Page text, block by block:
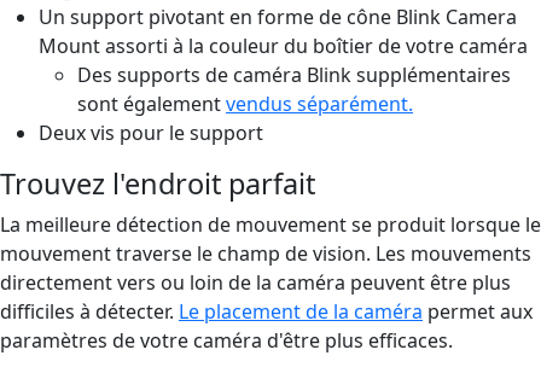
Un support pivotant en forme de cône Blink Camera
Mount assorti à la couleur du boîtier de votre caméra
Des supports de caméra Blink supplémentaires
sont égalementvendus séparément.
Deux vis pour le support
Trouvez l'endroit parfait
La meilleure détection de mouvement se produit lorsque le
mouvement traverse le champ de vision. Les mouvements
directement vers ou loin de la caméra peuvent être plus
difficiles à détecter. Le placement de la caméra permet aux
paramètres de votre caméra d'être plus efficaces.